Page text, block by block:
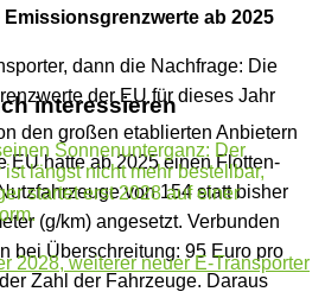
ab 2025
dann die Nachfrage: Die
der EU für dieses Jahr
den großen etablierten Anbietern
EU hatte ab 2025 einen Flotten-
von 154 statt bisher
(g/km) angesetzt. Verbunden
bei Überschreitung: 95 Euro pro
Zahl der Fahrzeuge. Daraus
interessieren
2028, weiterer neuer E-Transporter